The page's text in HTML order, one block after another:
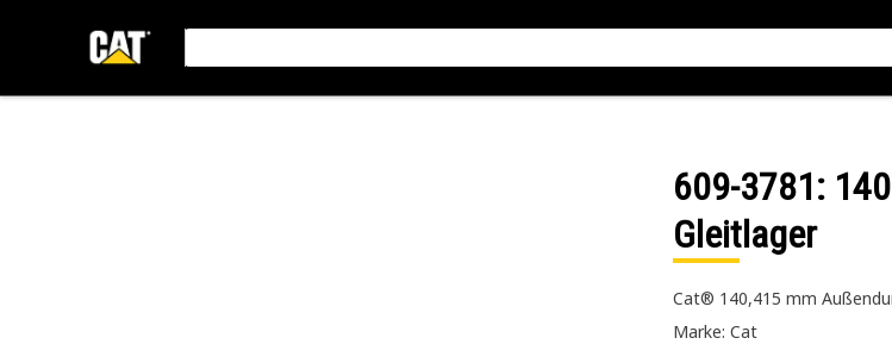
609-3781:
Gleitlager
Cat® 140,415 mm
Marke: Cat